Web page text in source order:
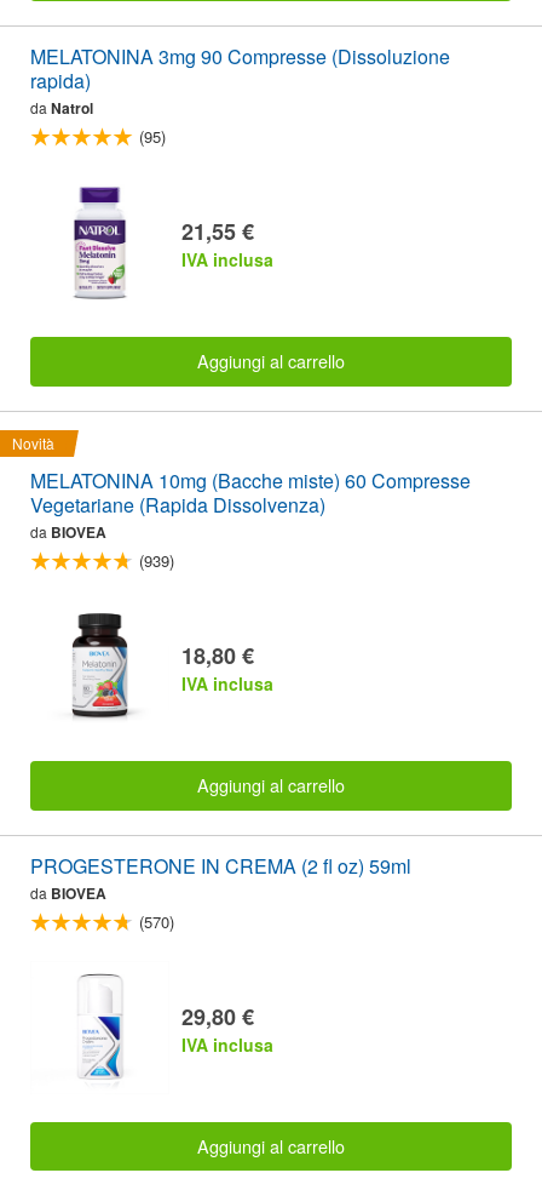
MELATONINA 3mg 90 Compresse (Dissoluzione
rapida)
da Natrol
(95)
21,55 €
IVA inclusa
Aggiungi al carrello
Novità
MELATONINA 10mg (Bacche miste) 60 Compresse
Vegetariane (Rapida Dissolvenza)
da BIOVEA
(939)
18,80 €
IVA inclusa
Aggiungi al carrello
PROGESTERONE IN CREMA (2 fl oz) 59ml
da BIOVEA
(570)
29,80 €
IVA inclusa
Aggiungi al carrello